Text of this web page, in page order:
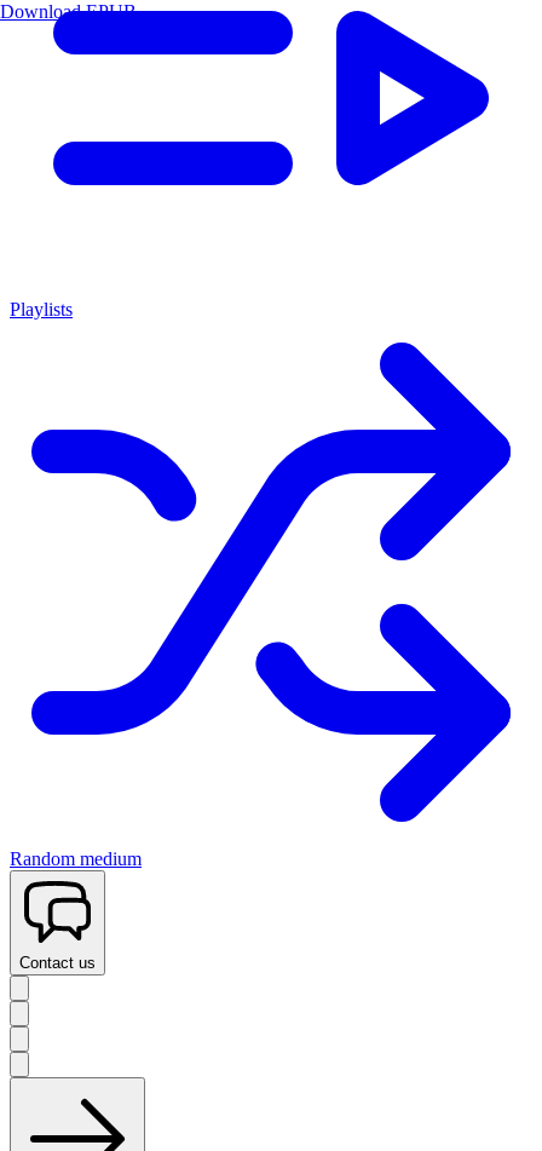
Playlists
Random medium
Contact us
Download EPUB